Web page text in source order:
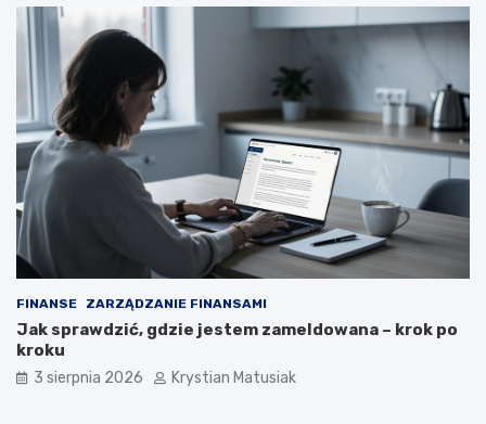
FINANSE ZARZĄDZANIE FINANSAMI
Jak sprawdzić, gdzie jestem zameldowana – krok po
kroku
3 sierpnia 2026 Krystian Matusiak